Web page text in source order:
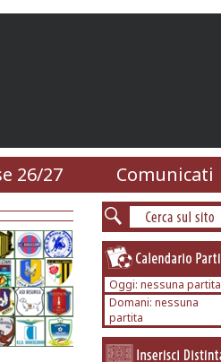
26/27 Comunicati
Oggi: nessuna partita
Domani: nessuna
partita